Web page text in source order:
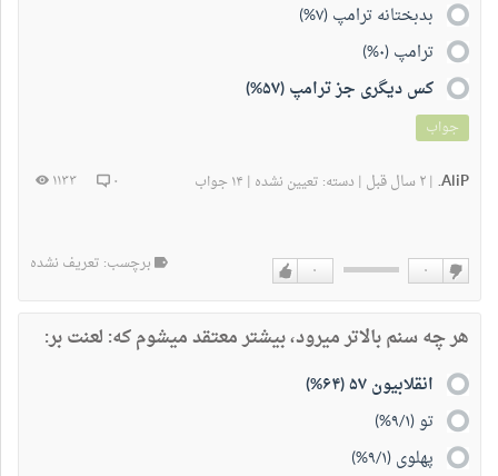
بدبختانه ترامپ (۷%)
ترامپ (۰%)
کس دیگری جز ترامپ (۵۷%)
جواب
AliP.
|۲ سال قبل | دسته: تعیین نشده | ۱۴ جواب ۰ ۱۱۳۳
۰ ۰ برچسب: تعریف نشده
هر چه سنم بالاتر میرود، بیشتر معتقد میشوم که: لعنت بر:
انقلابیون ۵۷ (۶۴%)
تو (۹/۱%)
پهلوی (۹/۱%)